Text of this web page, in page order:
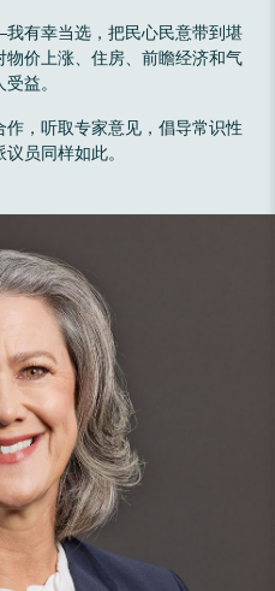
有幸当选，把民心民意带到堪
价上涨、住房、前瞻经济和气
益。
，听取专家意见，倡导常识性
员同样如此。